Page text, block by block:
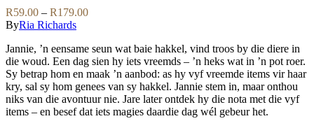
be
chosen
on
the
product
page
variants.
The
options
may
be
chosen
on
the
product
R59.00 – R179.00Price
through
R179.00
ByRia Richards
Jannie, ’n eensame seun wat baie hakkel, vind troos by die diere in
die woud. Een dag sien hy iets vreemds – ’n heks wat in ’n pot roer.
Sy betrap hom en maak ’n aanbod: as hy vyf vreemde items vir haar
kry, sal sy hom genees van sy hakkel. Jannie stem in, maar onthou
niks van die avontuur nie. Jare later ontdek hy die nota met die vyf
items – en besef dat iets magies daardie dag wél gebeur het.